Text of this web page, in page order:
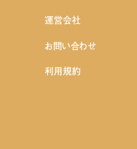
運営会社
お問い合わせ
利用規約